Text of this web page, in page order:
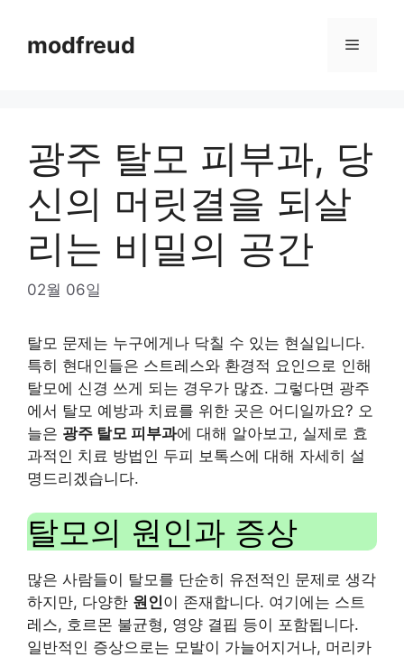
contentmodfreud Menu
광주 탈모 피부과, 당
신의 머릿결을 되살
리는 비밀의 공간
02월 06일
탈모 문제는 누구에게나 닥칠 수 있는 현실입니다.
특히 현대인들은 스트레스와 환경적 요인으로 인해
탈모에 신경 쓰게 되는 경우가 많죠. 그렇다면 광주
에서 탈모 예방과 치료를 위한 곳은 어디일까요? 오
늘은 광주 탈모 피부과에 대해 알아보고, 실제로 효
과적인 치료 방법인 두피 보톡스에 대해 자세히 설
명드리겠습니다.
탈모의 원인과 증상
많은 사람들이 탈모를 단순히 유전적인 문제로 생각
하지만, 다양한 원인이 존재합니다. 여기에는 스트
레스, 호르몬 불균형, 영양 결핍 등이 포함됩니다.
일반적인 증상으로는 모발이 가늘어지거나, 머리카